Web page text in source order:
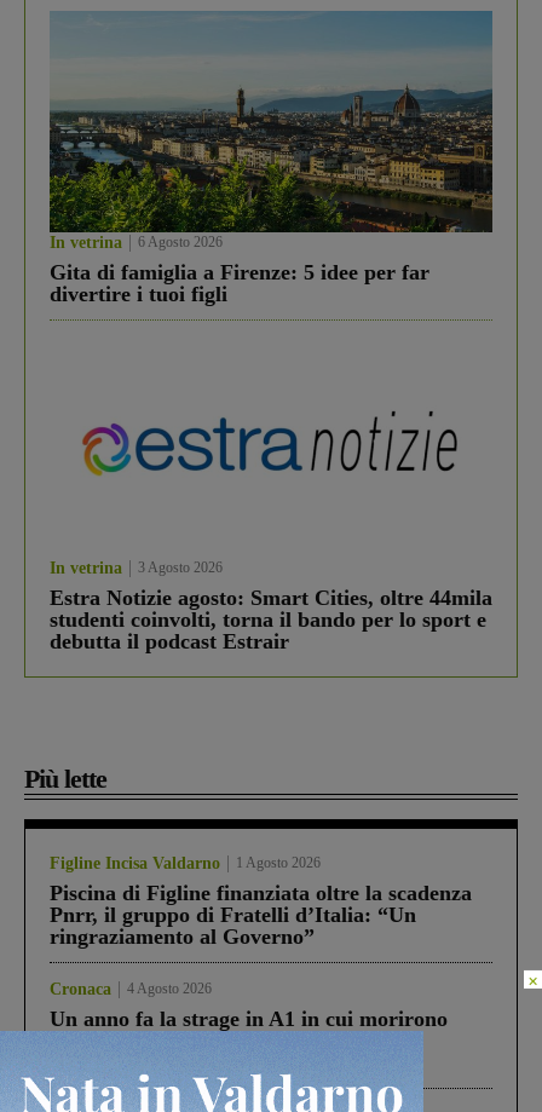
In vetrina 6 Agosto 2026
Gita di famiglia a Firenze: 5 idee per far
divertire i tuoi figli
In vetrina 3 Agosto 2026
Estra Notizie agosto: Smart Cities, oltre 44mila
studenti coinvolti, torna il bando per lo sport e
debutta il podcast Estrair
Più lette
Figline Incisa Valdarno 1 Agosto 2026
Piscina di Figline finanziata oltre la scadenza
Pnrr, il gruppo di Fratelli d’Italia: “Un
ringraziamento al Governo”
Cronaca 4 Agosto 2026
Un anno fa la strage in A1 in cui morirono
processo, lo stop ai sorpassi fra tir....
×